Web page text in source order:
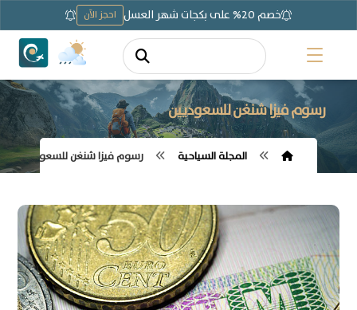
خصم 20% على بكجات شهر العسل احجز الآن
رسوم فيزا شنغن للسعوديين
المجلة السياحية رسوم فيزا شنغن للسعوديين